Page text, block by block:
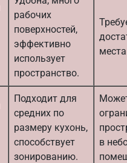
рабочих
поверхностей,
эффективно
использует
пространство.
Подходит для
средних по
размеру кухонь,
способствует
зонированию.
в